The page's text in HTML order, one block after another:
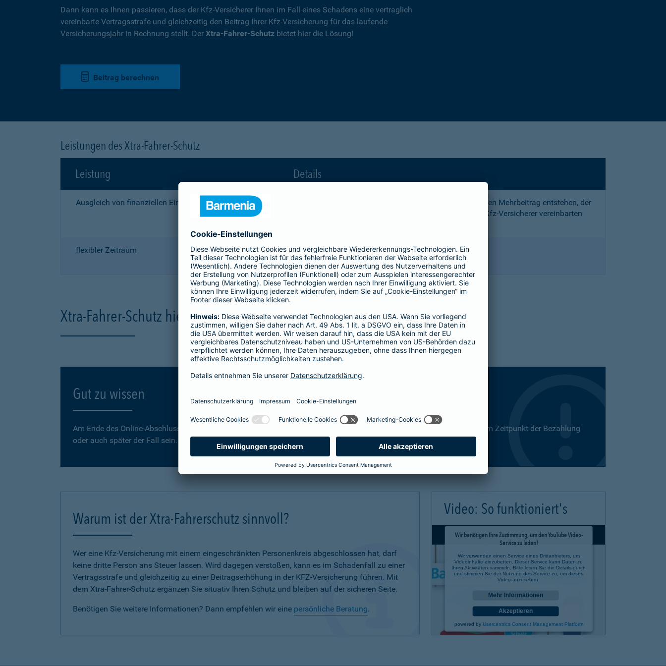
Dann kann es Ihnen passieren, dass der Kfz-Versicherer Ihnen im Fall eines Schadens eine vertraglich
vereinbarte Vertragsstrafe und gleichzeitig den Beitrag Ihrer Kfz-Versicherung für das laufende
Versicherungsjahr in Rechnung stellt. Der Xtra-Fahrer-Schutz bietet hier die Lösung!
Beitrag berechnen
Leistungen des Xtra-Fahrer-Schutz
Leistung
Details
Ausgleich von finanziellen Einbußen
die Ihnen nach einem Unfall durch die Vertragsstrafe und den Mehrbeitrag entstehen, der
Ihnen wegen einer unerlaubten Erweiterung des mit Ihrem Kfz-Versicherer vereinbarten
flexibler Zeitraum
1, 2 oder 3 Tage bzw.
1, 2 oder 3 Wochen
Xtra-Fahrer-Schutz hier online berechnen und direkt abschließen
Gut zu wissen
Am Ende des Online-Abschlusses können Sie selbst bestimmen, ab wann Ihr Xtra-Fahrer-Schutz gültig ist. Dies kann zum Zeitpunkt der Bezahlung
oder auch später der Fall sein.
Warum ist der Xtra-Fahrerschutz sinnvoll?
Wer eine Kfz-Versicherung mit einem eingeschränkten Personenkreis abgeschlossen hat, darf
keine dritte Person ans Steuer lassen. Wird dagegen verstoßen, kann es im Schadenfall zu einer
Vertragsstrafe und gleichzeitig zu einer Beitragserhöhung in der KFZ-Versicherung führen. Mit
dem Xtra-Fahrer-Schutz ergänzen Sie situativ Ihren Schutz und bleiben auf der sicheren Seite.
Benötigen Sie weitere Informationen? Dann empfehlen wir eine persönliche Beratung.
Video: So funktioniert's
Wir benötigen Ihre Zustimmung, um den YouTube Video-
Service zu laden!
Wir verwenden einen Service eines Drittanbieters, um
Videoinhalte einzubetten. Dieser Service kann Daten zu
Ihren Aktivitäten sammeln. Bitte lesen Sie die Details durch
und stimmen Sie der Nutzung des Service zu, um dieses
Video anzusehen.
Mehr Informationen
Akzeptieren
powered by Usercentrics Consent Management Platform